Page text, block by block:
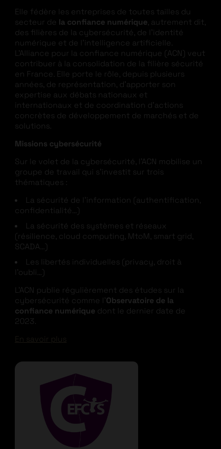
Elle fédère les entreprises de toutes tailles du
secteur de la confiance numérique, autrement dit,
des filières de la cybersécurité, de l’identité
numérique et de l’intelligence artificielle.
L’Alliance pour la confiance numérique (ACN) veut
contribuer à la consolidation de la filière sécurité
en France. Elle porte le rôle, depuis plusieurs
années, de représentation, d’apporter son
expertise aux débats nationaux et
internationaux et de coordination d’actions
concrètes de développement de marchés et de
solutions.
Missions cybersécurité
Sur le volet de la cybersécurité, l’ACN mobilise un
groupe de travail qui s’investit sur trois
thématiques :
La sécurité de l’information (authentification,
confidentialité…)
La sécurité des systèmes et réseaux
(résilience, cloud computing, MtoM, smart grid,
SCADA…)
Les libertés individuelles (privacy, droit à
l’oubli…)
L’ACN publie régulièrement des études sur la
cybersécurité comme l’Observatoire de la
confiance numérique dont le dernier date de
2023.
En savoir plus